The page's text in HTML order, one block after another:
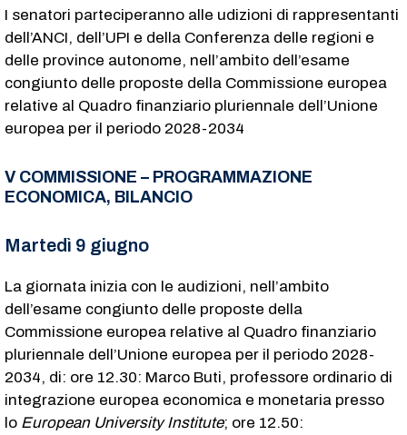
I senatori parteciperanno alle udizioni di rappresentanti
dell’ANCI, dell’UPI e della Conferenza delle regioni e
delle province autonome, nell’ambito dell’esame
congiunto delle proposte della Commissione europea
relative al Quadro finanziario pluriennale dell’Unione
europea per il periodo 2028-2034
V COMMISSIONE – PROGRAMMAZIONE
ECONOMICA, BILANCIO
Martedì 9 giugno
La giornata inizia con le audizioni, nell’ambito
dell’esame congiunto delle proposte della
Commissione europea relative al Quadro finanziario
pluriennale dell’Unione europea per il periodo 2028-
2034, di: ore 12.30: Marco Buti, professore ordinario di
integrazione europea economica e monetaria presso
lo European University Institute; ore 12.50: